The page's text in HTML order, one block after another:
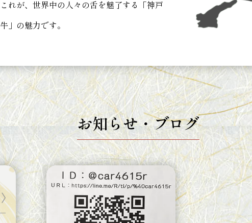
これが、世界中の人々の舌を魅了する「神戸
牛」の魅力です。
お知らせ・ブログ